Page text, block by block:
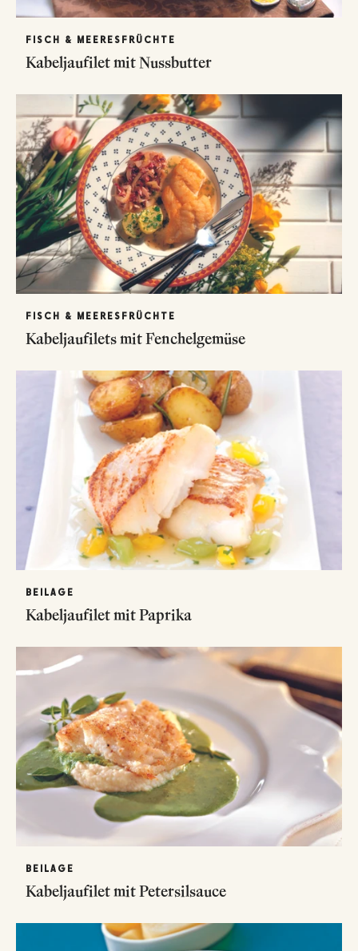
FISCH & MEERESFRÜCHTE
Kabeljaufilet mit Nussbutter
FISCH & MEERESFRÜCHTE
Kabeljaufilets mit Fenchelgemüse
BEILAGE
Kabeljaufilet mit Paprika
BEILAGE
Kabeljaufilet mit Petersilsauce